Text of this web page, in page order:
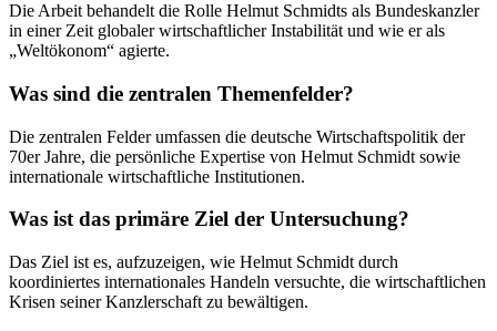
Die Arbeit behandelt die Rolle Helmut Schmidts als Bundeskanzler
in einer Zeit globaler wirtschaftlicher Instabilität und wie er als
„Weltökonom“ agierte.
Was sind die zentralen Themenfelder?
Die zentralen Felder umfassen die deutsche Wirtschaftspolitik der
70er Jahre, die persönliche Expertise von Helmut Schmidt sowie
internationale wirtschaftliche Institutionen.
Was ist das primäre Ziel der Untersuchung?
Das Ziel ist es, aufzuzeigen, wie Helmut Schmidt durch
koordiniertes internationales Handeln versuchte, die wirtschaftlichen
Krisen seiner Kanzlerschaft zu bewältigen.